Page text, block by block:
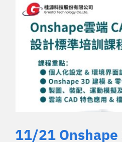
11/21 Onshape